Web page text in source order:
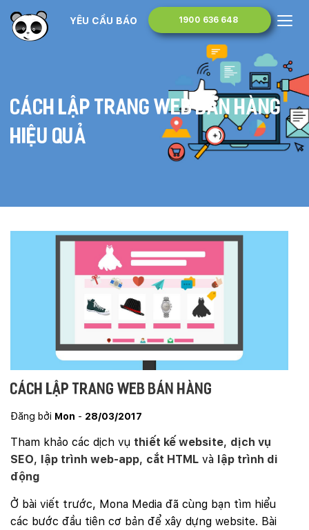
1900 636 648
Cách lập trang web bán hàng
hiệu quả
cách lập trang web bán hàng
Đăng bởi Mon - 28/03/2017
Tham khảo các dịch vụ thiết kế website, dịch vụ
SEO, lập trình web-app, cắt HTML và lập trình di
động
Ở bài viết trước, Mona Media đã cùng bạn tìm hiểu
các bước đầu tiên cơ bản để xây dựng website. Bài